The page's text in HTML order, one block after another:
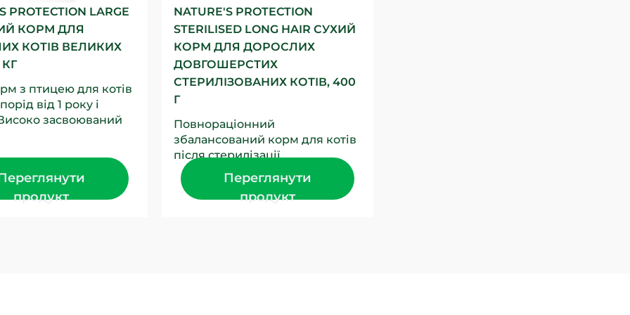
PROTECTION LARGE
КОРМ ДЛЯ
КОТІВ ВЕЛИКИХ
з птицею для котів
від 1 року і
засвоюваний
продукт
NATURE'S PROTECTION
STERILISED LONG HAIR СУХИЙ
КОРМ ДЛЯ ДОРОСЛИХ
ДОВГОШЕРСТИХ
СТЕРИЛІЗОВАНИХ КОТІВ, 400
Г
Повнораціонний
збалансований корм для котів
після стерилізації,
розроблений для підтримки
оптимальної ваги і
поліпшення...
Переглянути
продукт